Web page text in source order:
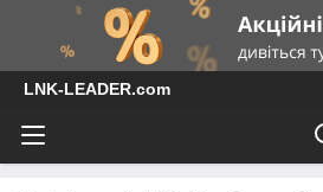
LNK-LEADER.com